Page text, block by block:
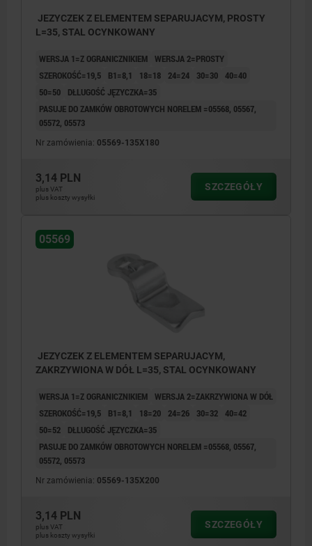
JEZYCZEK Z ELEMENTEM SEPARUJACYM, PROSTY
L=35, STAL OCYNKOWANY
WERSJA 1=Z OGRANICZNIKIEM WERSJA 2=PROSTY
SZEROKOŚĆ=19,5
B1=8,1 18=18 24=24 30=30 40=40
50=50
DŁLUGOŚĆ JĘZYCZKA=35
PASUJE DO ZAMKÓW OBROTOWYCH NORELEM =05568, 05567,
05572, 05573
Nr zamówienia: 05569-135X180
3,14 PLN
plus VAT
plus koszty wysyłki
SZCZEGÓŁY
05569
JEZYCZEK Z ELEMENTEM SEPARUJACYM,
ZAKRZYWIONA W DÓŁ L=35, STAL OCYNKOWANY
WERSJA 1=Z OGRANICZNIKIEM WERSJA 2=ZAKRZYWIONA W DÓŁ
SZEROKOŚĆ=19,5
B1=8,1 18=20 24=26 30=32 40=42
50=52
DŁLUGOŚĆ JĘZYCZKA=35
PASUJE DO ZAMKÓW OBROTOWYCH NORELEM =05568, 05567,
05572, 05573
Nr zamówienia: 05569-135X200
3,14 PLN
plus VAT
plus koszty wysyłki
SZCZEGÓŁY